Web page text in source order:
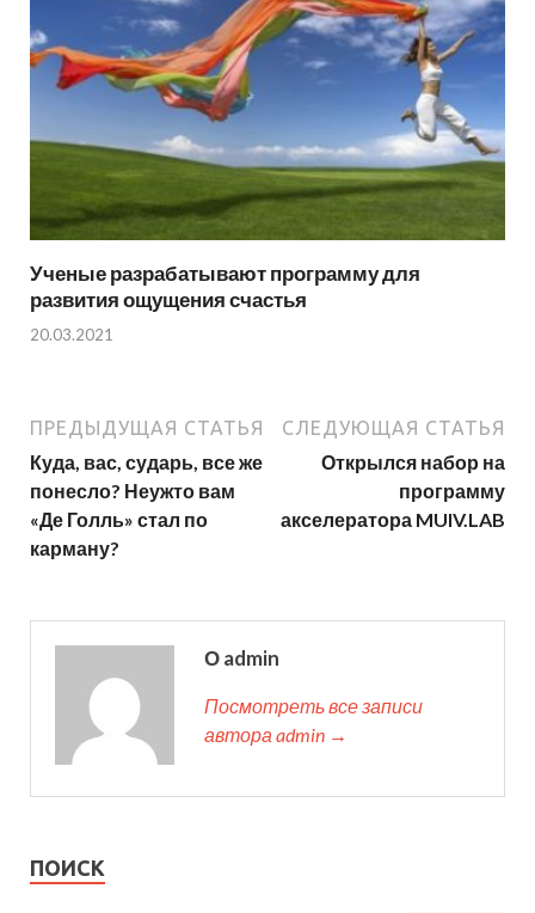
Ученые разрабатывают программу для
развития ощущения счастья
20.03.2021
ПРЕДЫДУЩАЯ СТАТЬЯ
Куда, вас, сударь, все же
понесло? Неужто вам
«Де Голль» стал по
карману?
СЛЕДУЮЩАЯ СТАТЬЯ
Открылся набор на
программу
акселератора MUIV.LAB
О admin
Посмотреть все записи
автора admin →
ПОИСК